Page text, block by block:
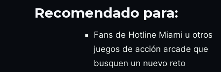
Recomendado para:
Fans de Hotline Miami u otros
juegos de acción arcade que
busquen un nuevo reto